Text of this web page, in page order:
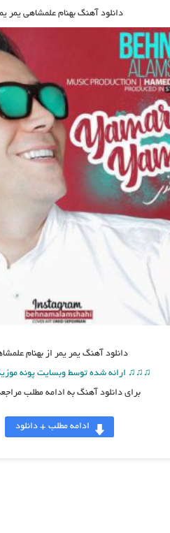
دانلود آهنگ بهنام علمشاهی یمر
دانلود آهنگ یمر یمر از بهنام
♫♫♫ ارائه شده توسط وبسایت پونه
برای دانلود آهنگ به ادامه مطلب
ادامه مطلب + دانلود